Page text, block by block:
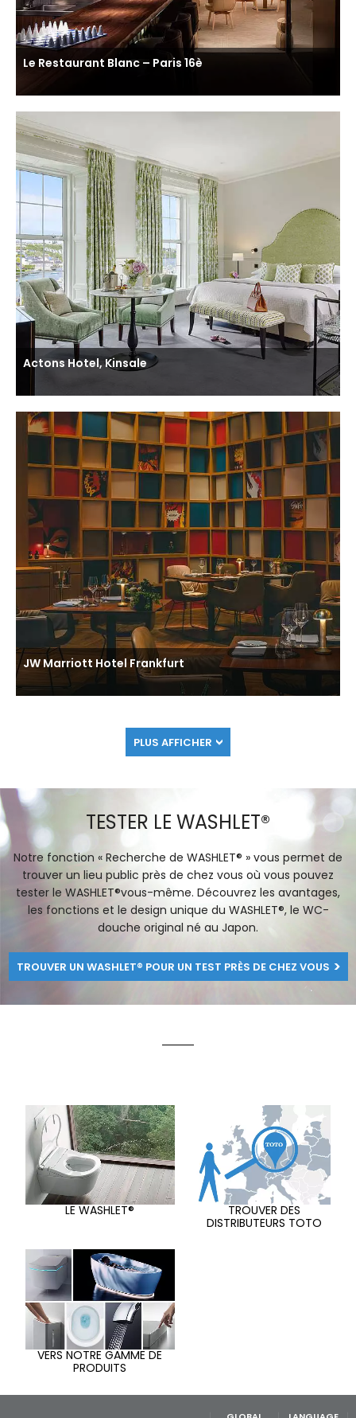
Le Restaurant Blanc – Paris 16è
Actons Hotel, Kinsale
JW Marriott Hotel Frankfurt
PLUS AFFICHER
TESTER LE WASHLET®
Notre fonction « Recherche de WASHLET® » vous permet de
trouver un lieu public près de chez vous où vous pouvez
tester le WASHLET®vous-même. Découvrez les avantages,
les fonctions et le design unique du WASHLET®, le WC-
douche original né au Japon.
TROUVER UN WASHLET® POUR UN TEST PRÈS DE CHEZ VOUS
LE WASHLET®
TROUVER DES
DISTRIBUTEURS TOTO
VERS NOTRE GAMME DE
PRODUITS